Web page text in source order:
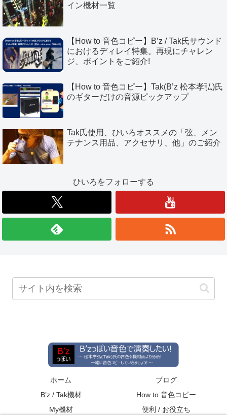
イン機材一覧
【How to 音色コピー】B’z / Tak氏サウンド
におけるディレイ特集。再現にチャレン
ジ、ポイントをご紹介!
【How to 音色コピー】Tak(B’z 松本孝弘)氏
のギターだけの音源ピックアップ
Tak氏使用、ひいろオススメの「弦、メン
テナンス用品、アクセサリ、他」のご紹介
ひいろをフォローする
ホーム
ブログ
B’z / Tak機材
How to 音色コピー
My機材
便利 / お役立ち